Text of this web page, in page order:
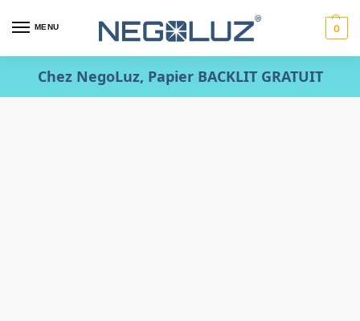
MENU 0
Chez NegoLuz, Papier BACKLIT GRATUIT